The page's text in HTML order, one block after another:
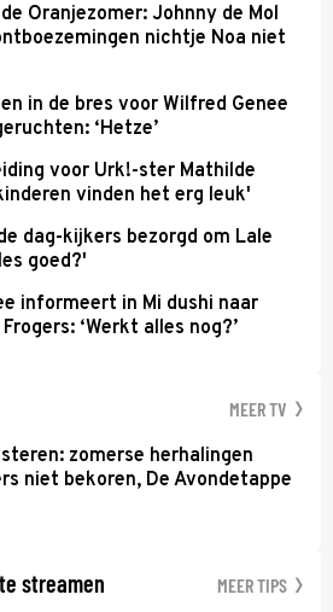
Oranjezomer: Johnny de Mol
nichtje Noa niet
in de bres voor Wilfred Genee
‘Hetze’
voor Urk!-ster Mathilde
vinden het erg leuk'
dag-kijkers bezorgd om Lale
goed?'
informeert in Mi dushi naar
‘Werkt alles nog?’
MEER TV
zomerse herhalingen
niet bekoren, De Avondetappe
streamen MEER TIPS